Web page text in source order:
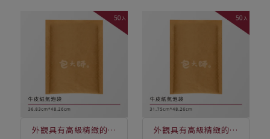
外觀具有高級精緻的質
外觀具有高級精緻的質